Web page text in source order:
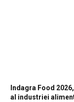
Indagra Food
al industriei